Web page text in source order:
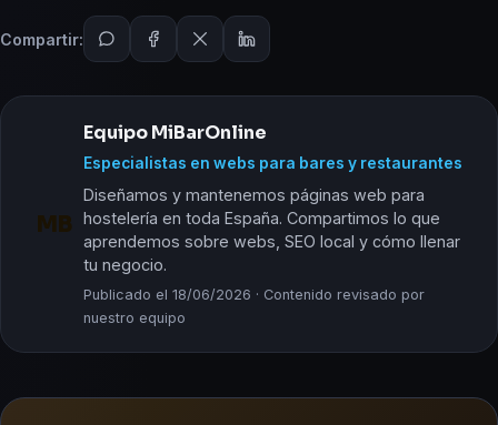
Compartir:
MB
Equipo MiBarOnline
Especialistas en webs para bares y restaurantes
Diseñamos y mantenemos páginas web para
hostelería en toda España. Compartimos lo que
aprendemos sobre webs, SEO local y cómo llenar
tu negocio.
Publicado el 18/06/2026 · Contenido revisado por
nuestro equipo